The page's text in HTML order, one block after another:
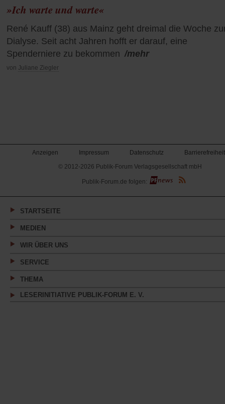
»Ich warte und warte«
René Kauff (38) aus Mainz geht dreimal die Woche
Dialyse. Seit acht Jahren hofft er darauf, eine
Spenderniere zu bekommen /mehr
von Juliane Ziegler
Anzeigen Impressum Datenschutz
Barrierefreiheit
© 2012-2026 Publik-Forum Verlagsgesellschaft mbH
(Öffnet
in
neuen
Publik-Forum.de folgen:
STARTSEITE
MEDIEN
WIR ÜBER UNS
SERVICE
THEMA
LESERINITIATIVE PUBLIK-FORUM E. V.